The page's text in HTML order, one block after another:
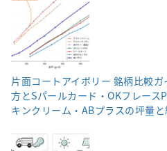
片面コートアイボリー 銘柄比較
方とSパールカード・OKフレース
キンクリーム・ABプラスの坪量